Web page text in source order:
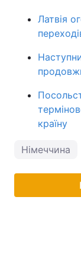
Латвія
країну
Німеччина